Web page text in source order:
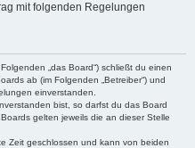
mit folgenden Regelungen
„das Board“) schließt du einen
ab (im Folgenden „Betreiber“) und
einverstanden.
bist, so darfst du das Board
gelten jeweils die an dieser Stelle
Zeit geschlossen und kann von beiden